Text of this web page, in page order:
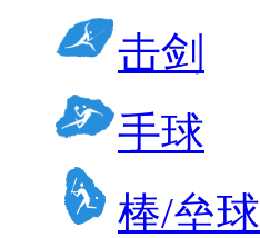
击剑
手球
棒/垒球